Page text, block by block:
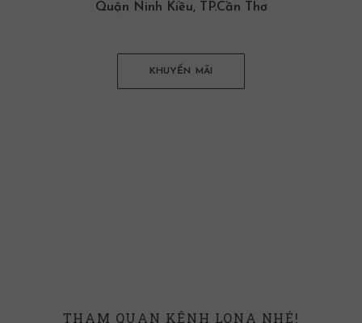
Quận Ninh Kiều, TP.Cần Thơ
KHUYẾN MÃI
THAM QUAN KÊNH LONA NHÉ!